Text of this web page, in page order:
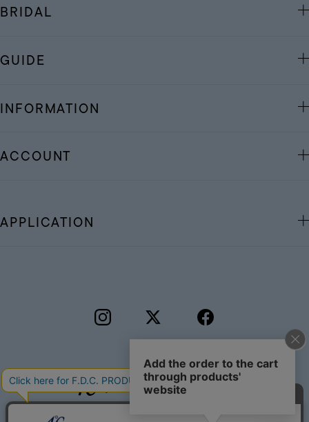
BRIDAL
GUIDE
INFORMATION
ACCOUNT
APPLICATION